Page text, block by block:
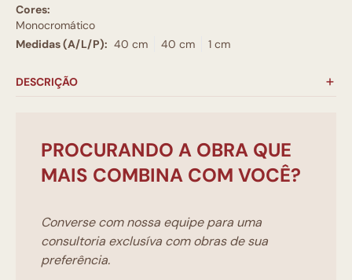
Cores:
Monocromático
Medidas (A/L/P): 40 cm 40 cm 1 cm
DESCRIÇÃO
PROCURANDO A OBRA QUE
MAIS COMBINA COM VOCÊ?
Converse com nossa equipe para uma
consultoria exclusíva com obras de sua
preferência.